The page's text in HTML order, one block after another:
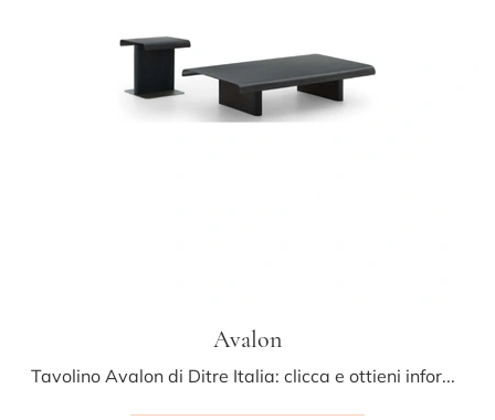
Avalon
Tavolino Avalon di Ditre Italia: clicca e ottieni informazioni sui Complementi e tavolini moderni in MDF del noto e conosciuto brand!